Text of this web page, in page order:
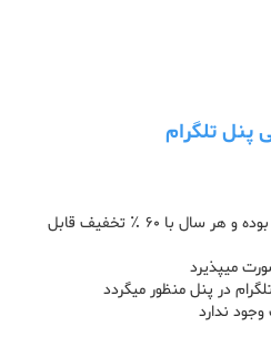
پنل تلگرام
هزینه سامانه بصورت سالیانه بوده و هر سال با ۶۰ ٪ تخفیف قابل
در پنل منظور میگردد
ندارد